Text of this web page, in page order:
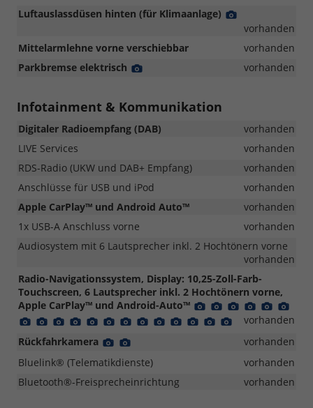
Luftauslassdüsen hinten (für Klimaanlage)
Foto
vorhanden
Mittelarmlehne vorne verschiebbar
vorhanden
Parkbremse elektrisch
vorhanden
Infotainment & Kommunikation
Digitaler Radioempfang (DAB)
vorhanden
LIVE Services
vorhanden
RDS-Radio (UKW und DAB+ Empfang)
vorhanden
Anschlüsse für USB und iPod
vorhanden
Apple CarPlay™ und Android Auto™
vorhanden
1x USB-A Anschluss vorne
vorhanden
Audiosystem mit 6 Lautsprecher inkl. 2 Hochtönern vorne
vorhanden
Radio-Navigationssystem, Display: 10,25-Zoll-Farb-
Touchscreen, 6 Lautsprecher inkl. 2 Hochtönern vorne,
Apple CarPlay™ und Android-Auto™
Detail
Foto
Detail
Foto
Detail
Foto
Detail
Foto
Detail
FotoFoto
DetailDetailDetailDetailDetailDetailDetailDetailDetailDetailDetailDetailDetail
vorhanden
Rückfahrkamera
Detail
vorhanden
Bluelink® (Telematikdienste)
vorhanden
Bluetooth®-Freisprecheinrichtung
vorhanden